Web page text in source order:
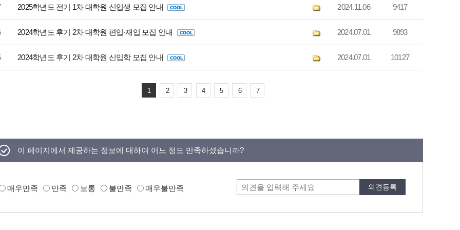
2025학년도 전기 1차 대학원 신입생 모집 안내 2024.11.06 9417
2024학년도 후기 2차 대학원 편입·재입 모집 안내 2024.07.01 9893
2024학년도 후기 2차 대학원 신입학 모집 안내 2024.07.01 10127
1 2 3 4 5 6 7
이 페이지에서 제공하는 정보에 대하여 어느 정도 만족하셨습니까?
매우만족 만족 보통 불만족 매우불만족